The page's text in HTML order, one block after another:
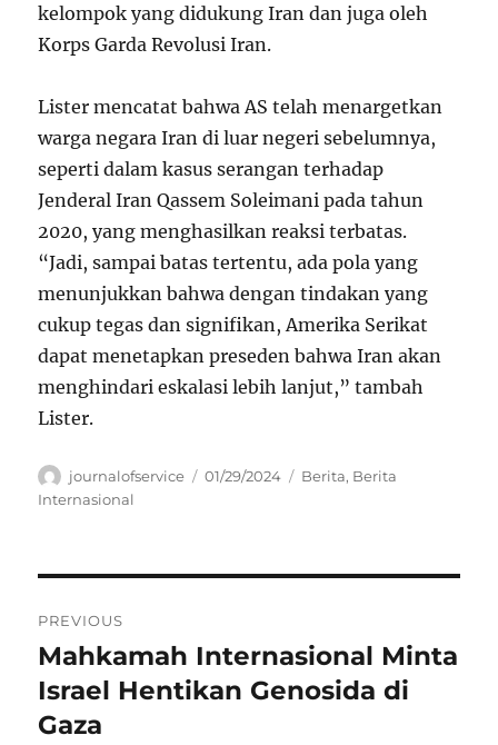
kelompok yang didukung Iran dan juga oleh
Korps Garda Revolusi Iran.
Lister mencatat bahwa AS telah menargetkan
warga negara Iran di luar negeri sebelumnya,
seperti dalam kasus serangan terhadap
Jenderal Iran Qassem Soleimani pada tahun
2020, yang menghasilkan reaksi terbatas.
“Jadi, sampai batas tertentu, ada pola yang
menunjukkan bahwa dengan tindakan yang
cukup tegas dan signifikan, Amerika Serikat
dapat menetapkan preseden bahwa Iran akan
menghindari eskalasi lebih lanjut,” tambah
Lister.
Author
journalofservice
Posted
01/29/2024 Categories
Berita, Berita
Internasional
pos
PREVIOUS
Previous
post:
Mahkamah Internasional Minta
Israel Hentikan Genosida di
Gaza